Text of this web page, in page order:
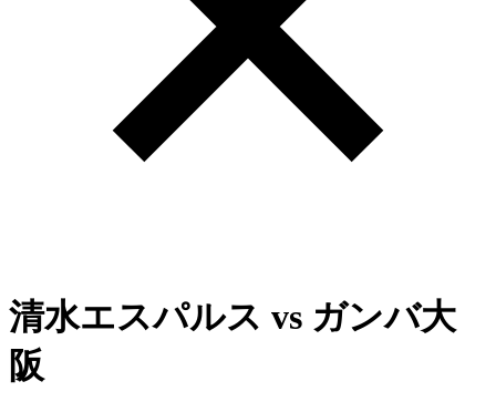
清水エスパルス vs ガンバ大
阪